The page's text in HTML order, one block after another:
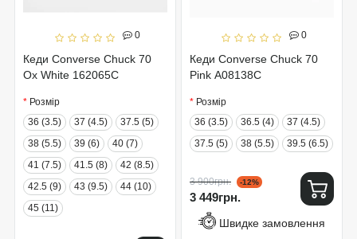
0
Кеди Converse Chuck 70
Ox White 162065C
Розмір
36 (3.5)
37 (4.5)
37.5 (5)
38 (5.5)
39 (6)
40 (7)
41 (7.5)
41.5 (8)
42 (8.5)
42.5 (9)
43 (9.5)
44 (10)
45 (11)
0
Кеди Converse Chuck 70
Pink A08138C
Розмір
36 (3.5)
36.5 (4)
37 (4.5)
37.5 (5)
38 (5.5) 39.5 (6.5)
3 900грн. -12%
3 449грн.
Швидке замовлення